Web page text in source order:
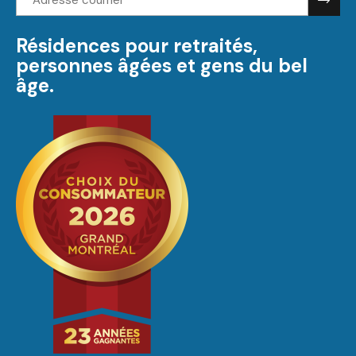
courriel:
Résidences pour retraités,
personnes âgées et gens du bel
âge.